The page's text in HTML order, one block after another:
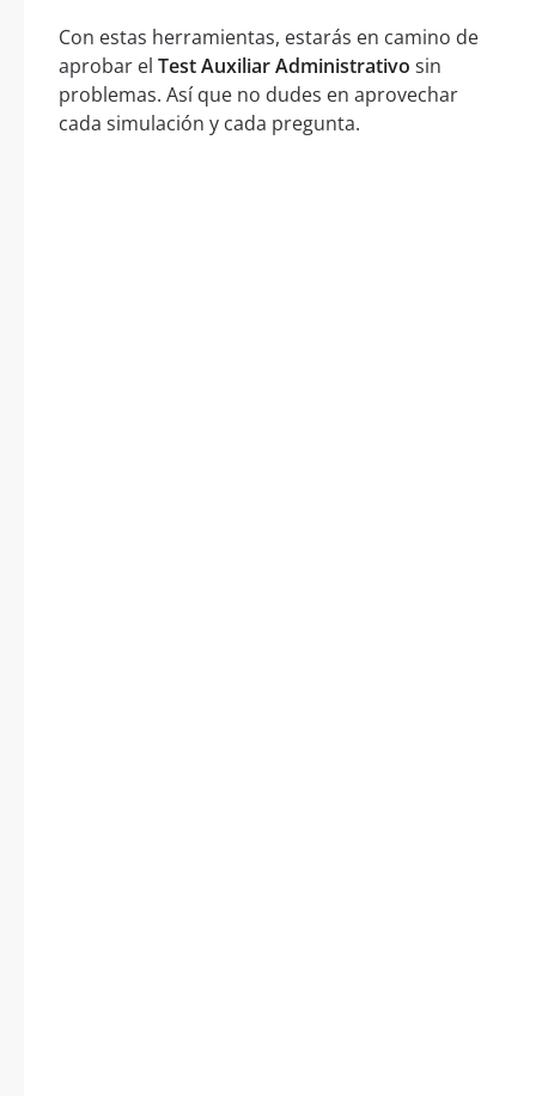
Con estas herramientas, estarás en camino de
aprobar el Test Auxiliar Administrativo sin
problemas. Así que no dudes en aprovechar
cada simulación y cada pregunta.